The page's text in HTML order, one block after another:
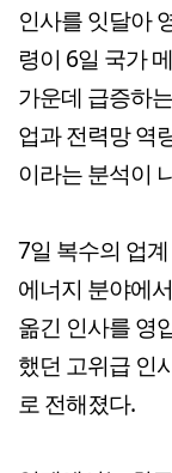
인사를 잇달아
령이 6일 국가
가운데 급증하
업과 전력망 역
이라는 분석이
7일 복수의 업
에너지 분야에
옮긴 인사를 영
했던 고위급 인
로 전해졌다.